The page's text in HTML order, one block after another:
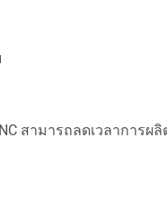
สามารถลดเวลาการผ